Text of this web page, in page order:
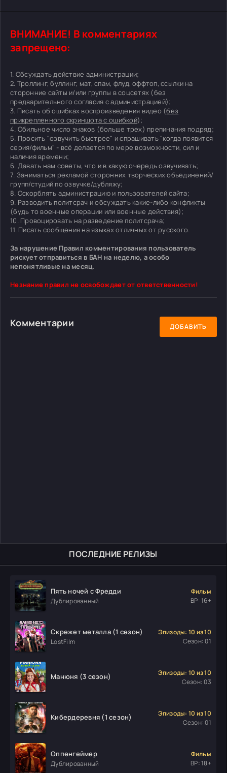
ПОСЛЕДНИЕ РЕЛИЗЫ
Пять ночей с Фредди
Дублированный
Фильм
ВР: 16+
Скрежет металла (1 сезон)
LostFilm
Эпизоды: 10 из 10
Сезон: 01
Манюня (3 сезон)
Эпизоды: 10 из 10
Сезон: 03
Кибердеревня (1 сезон)
Эпизоды: 10 из 10
Сезон: 01
Оппенгеймер
Дублированный
Фильм
ВР: 18+
ВНИМАНИЕ! В комментариях
запрещено:
1. Обсуждать действие администрации;
2. Троллинг, буллинг, мат, спам, флуд, оффтоп, ссылки на
сторонние сайты и/или группы в соцсетях (без
предварительного согласия с администрацией);
3. Писать об ошибках воспроизведения видео (без
прикрепленного скриншота с ошибкой);
4. Обильное число знаков (больше трех) препинания подряд;
5. Просить "озвучить быстрее" и спрашивать "когда появится
серия/фильм" - всё делается по мере возможности, сил и
наличия времени;
6. Давать нам советы, что и в какую очередь озвучивать;
7. Заниматься рекламой сторонних творческих объединений/
групп/студий по озвучке/дубляжу;
8. Оскорблять администрацию и пользователей сайта;
9. Разводить политсрач и обсуждать какие-либо конфликты
(будь то военные операции или военные действия);
10. Провоцировать на разведение политсрача;
11. Писать сообщения на языках отличных от русского.
За нарушение Правил комментирования пользователь
рискует отправиться в БАН на неделю, а особо
непонятливые на месяц.
Незнание правил не освобождает от ответственности!
Комментарии ДОБАВИТЬ